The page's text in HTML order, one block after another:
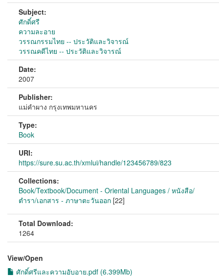
Subject:
ศักดิ์ศรี
ความละอาย
วรรณกรรมไทย -- ประวัติและวิจารณ์
วรรณคดีไทย -- ประวัติและวิจารณ์
Date:
2007
Publisher:
แม่คำผาง กรุงเทพมหานคร
Type:
Book
URI:
https://sure.su.ac.th/xmlui/handle/123456789/823
Collections:
Book/Textbook/Document - Oriental Languages / หนังสือ/
ตำรา/เอกสาร - ภาษาตะวันออก [22]
Total Download:
1264
View/Open
ศักดิ์ศรีและความอับอาย.pdf (6.399Mb)